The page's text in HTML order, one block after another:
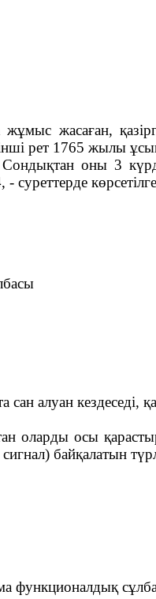
жасаған,
рет 1765 жылы
оны 3
суреттерде
сан алуан
оларды осы
байқалатын
функционалдық